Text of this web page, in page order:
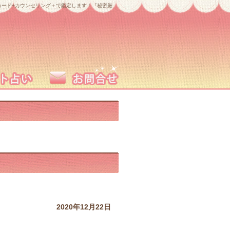
ド+カウンセリング＋で鑑定します！『秘密厳
2020年12月22日